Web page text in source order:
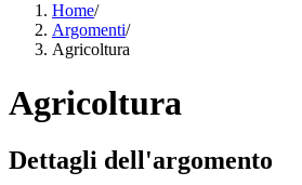
Home/
Argomenti/
Agricoltura
Agricoltura
Dettagli dell'argomento